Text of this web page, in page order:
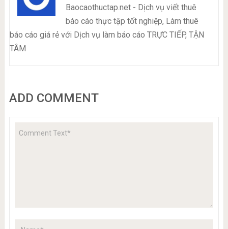
Baocaothuctap.net - Dịch vụ viết thuê
báo cáo thực tập tốt nghiệp, Làm thuê
báo cáo giá rẻ với Dịch vụ làm báo cáo TRỰC TIẾP, TẬN
TÂM
ADD COMMENT